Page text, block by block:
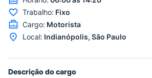
Trabalho: Fixo
Cargo: Motorista
Local: Indianópolis, São Paulo
Descrição do cargo